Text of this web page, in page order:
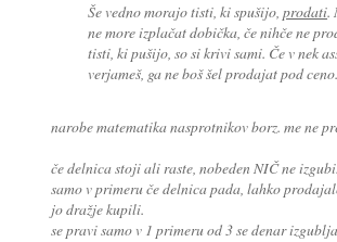
Še vedno morajo tisti, ki spušijo,prodati.
ne more izplačat dobička, če nihče ne
tisti, ki pušijo, so si krivi sami. Če v nek
verjameš, ga ne boš šel prodajat pod ceno.
narobe matematika nasprotnikov borz. me ne
če delnica stoji ali raste, nobeden NIČ ne izgubi.
samo v primeru če delnica pada, lahko
jo dražje kupili.
se pravi samo v 1 primeru od 3 se denar